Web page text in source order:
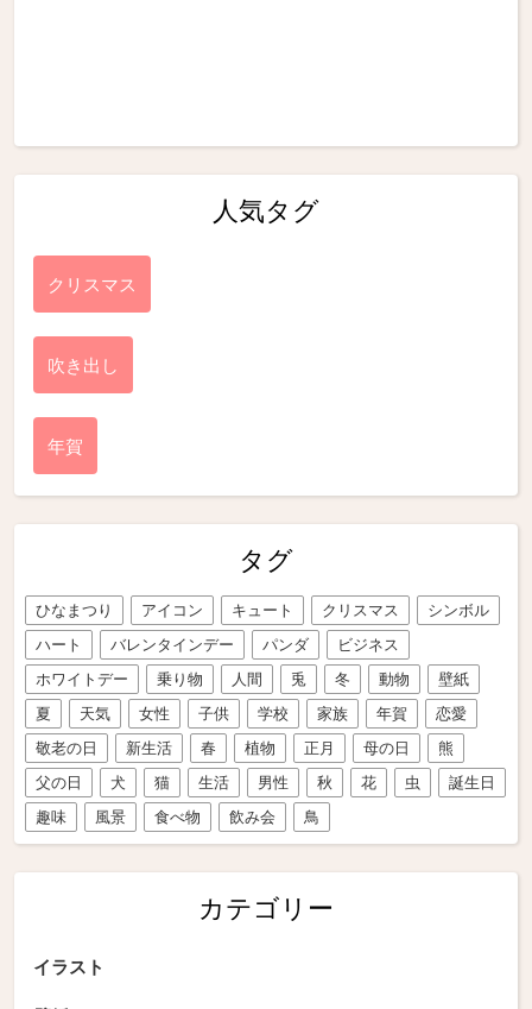
人気タグ
クリスマス
吹き出し
年賀
タグ
ひなまつり アイコン キュート クリスマス
シンボル
ハート
バレンタインデー パンダ
ビジネス
ホワイトデー
乗り物 人間 兎 冬 動物
壁紙
夏
天気 女性 子供 学校 家族 年賀
恋愛
敬老の日
新生活 春 植物 正月 母の日
熊
父の日
犬 猫 生活 男性 秋 花 虫
誕生日
趣味
風景 食べ物 飲み会 鳥
カテゴリー
イラスト